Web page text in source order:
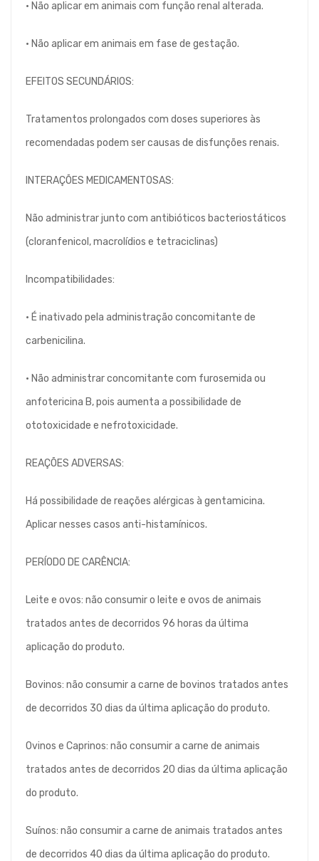
• Não aplicar em animais com função renal alterada.
• Não aplicar em animais em fase de gestação.
EFEITOS SECUNDÁRIOS:
Tratamentos prolongados com doses superiores às
recomendadas podem ser causas de disfunções renais.
INTERAÇÕES MEDICAMENTOSAS:
Não administrar junto com antibióticos bacteriostáticos
(cloranfenicol, macrolídios e tetraciclinas)
Incompatibilidades:
• É inativado pela administração concomitante de
carbenicilina.
• Não administrar concomitante com furosemida ou
anfotericina B, pois aumenta a possibilidade de
ototoxicidade e nefrotoxicidade.
REAÇÕES ADVERSAS:
Há possibilidade de reações alérgicas à gentamicina.
Aplicar nesses casos anti-histamínicos.
PERÍODO DE CARÊNCIA:
Leite e ovos: não consumir o leite e ovos de animais
tratados antes de decorridos 96 horas da última
aplicação do produto.
Bovinos: não consumir a carne de bovinos tratados antes
de decorridos 30 dias da última aplicação do produto.
Ovinos e Caprinos: não consumir a carne de animais
tratados antes de decorridos 20 dias da última aplicação
do produto.
Suínos: não consumir a carne de animais tratados antes
de decorridos 40 dias da última aplicação do produto.